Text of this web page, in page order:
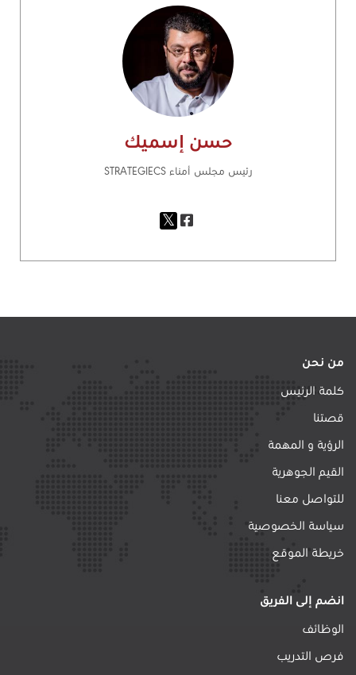
حسن إسميك
رئيس مجلس أمناء STRATEGIECS
من نحن
كلمة الرئيس
قصتنا
الرؤية و المهمة
القيم الجوهرية
للتواصل معنا
سياسة الخصوصية
خريطة الموقع
انضم إلى الفريق
الوظائف
فرص التدريب